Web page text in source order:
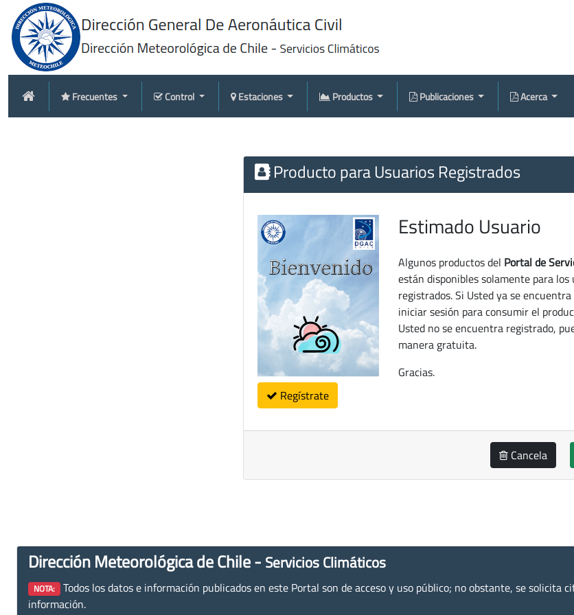
Frecuentes Control Estaciones Productos Publicaciones Acerca
Producto para Usuarios Registrados
Regístrate
Estimado Usuario
Algunos productos del Portal de
están disponibles solamente para los
registrados. Si Usted ya se
iniciar sesión para consumir el
Usted no se encuentra registrado,
manera gratuita.
Gracias.
Cancela
Dirección Meteorológica de Chile - Servicios Climáticos
NOTA: Todos los datos e información publicados en este Portal son de acceso y uso público; no obstante, se solicita
información.